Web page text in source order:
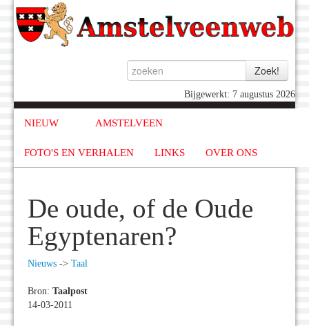
Bijgewerkt: 7 augustus 2026
NIEUW AMSTELVEEN
FOTO'S EN VERHALEN LINKS OVER ONS
De oude, of de Oude
Egyptenaren?
Nieuws -> Taal
Bron: Taalpost
14-03-2011